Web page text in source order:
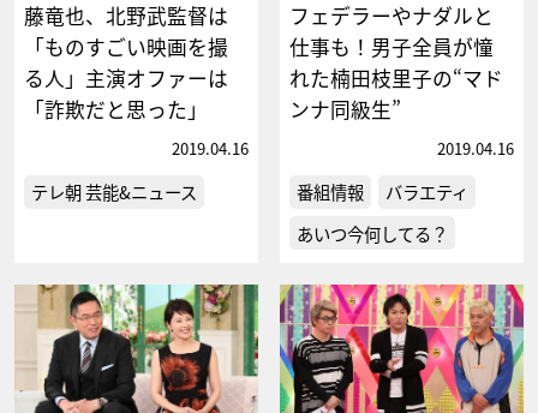
藤竜也、北野武監督は
「ものすごい映画を撮
る人」主演オファーは
「詐欺だと思った」
2019.04.16
テレ朝 芸能&ニュース
フェデラーやナダルと
仕事も！男子全員が憧
れた楠田枝里子の“マド
ンナ同級生”
2019.04.16
番組情報
バラエティ
あいつ今何してる？